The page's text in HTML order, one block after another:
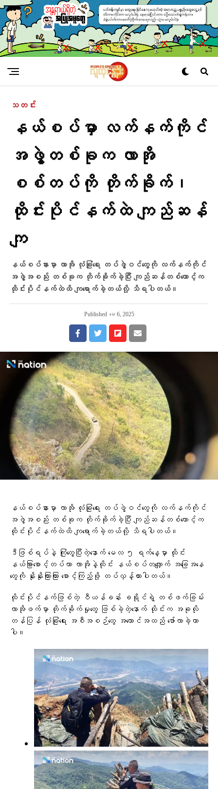
သတင်း
နယ်စပ်မှာ လက်နက်ကိုင်
အဖွဲ့တစ်ခုက လာအို
စစ်တပ်ကို တိုက်ခိုက်၊
ထိုင်းပိုင်နက်ထဲ ကျည်ဆန်
ကျ
နယ်စပ်နားမှာ လာအို လုံခြုံရေး တပ်ဖွဲ့ဝင်တွေကို လက်နက်ကိုင်
အဖွဲ့အစည်း တစ်ခုက တိုက်ခိုက်ခဲ့ပြီး ကျည်ဆန်တစ်တောင့်က
ထိုင်းပိုင်နက်ထဲထိ ကျရောက်ခဲ့တယ်လို့ သိရပါတယ်။
Published မေ 6, 2025
နယ်စပ်နားမှာ လာအို လုံခြုံရေး တပ်ဖွဲ့ဝင်တွေကို လက်နက်ကိုင်
အဖွဲ့အစည်း တစ်ခုက တိုက်ခိုက်ခဲ့ပြီး ကျည်ဆန်တစ်တောင့်က
ထိုင်းပိုင်နက်ထဲထိ ကျရောက်ခဲ့တယ်လို့ သိရပါတယ်။
ဒီဖြစ်ရပ်နဲ့ ကြုံတွေ့ပြီးတဲ့နောက် မေလ ၅ ရက်နေ့မှာ ထိုင်း
နယ်ခြားစောင့်တပ်ဟာ လာအိုနဲ့ထိုင်း နယ်စပ်တလျှောက် အခြေအနေ
တွေကို နိုးနိုးကြားကြား စောင့်ကြည့်ဖို့ တပ်လှန့်ထားပါတယ်။
ထိုင်းပိုင်နက်ဖြစ်တဲ့ ဝီယန်ခန်း ခရိုင်ရဲ့ တစ်ဖက်ခြမ်း
လာအိုဖက်မှာ တိုက်ခိုက်မှုတွေ ဖြစ်ခဲ့တဲ့နောက် ထိုင်းက အခုလို
တန်ပြန် လုံခြုံရေး အစီအစဉ်တွေ အကောင်အထည် ဖော်လာခဲ့တာ
ပါ။